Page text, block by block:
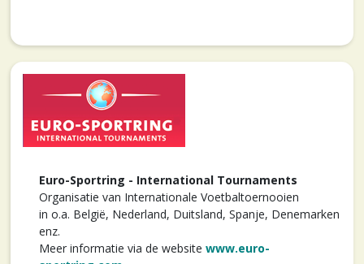
Euro-Sportring - International Tournaments
Organisatie van Internationale Voetbaltoernooien
in o.a. België, Nederland, Duitsland, Spanje, Denemarken
enz.
Meer informatie via de website www.euro-